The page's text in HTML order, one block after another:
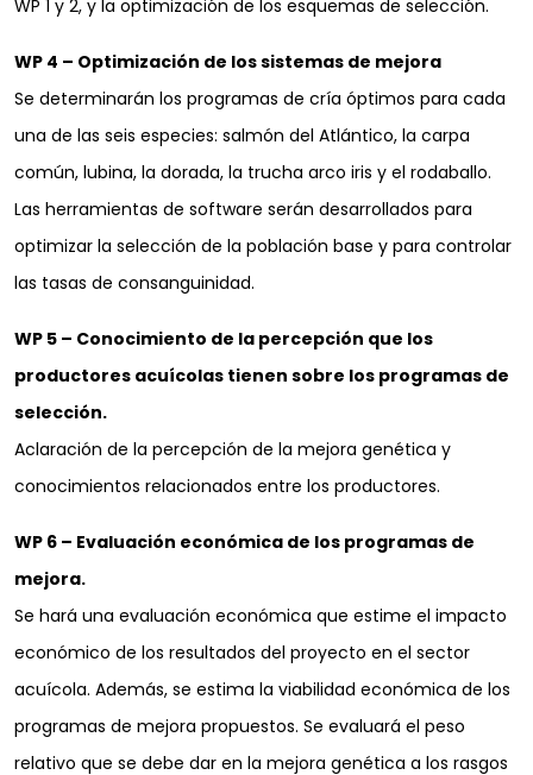
WP 1 y 2, y la optimización de los esquemas de selección.
WP 4 – Optimización de los sistemas de mejora
Se determinarán los programas de cría óptimos para cada
una de las seis especies: salmón del Atlántico, la carpa
común, lubina, la dorada, la trucha arco iris y el rodaballo.
Las herramientas de software serán desarrollados para
optimizar la selección de la población base y para controlar
las tasas de consanguinidad.
WP 5 – Conocimiento de la percepción que los
productores acuícolas tienen sobre los programas de
selección.
Aclaración de la percepción de la mejora genética y
conocimientos relacionados entre los productores.
WP 6 – Evaluación económica de los programas de
mejora.
Se hará una evaluación económica que estime el impacto
económico de los resultados del proyecto en el sector
acuícola. Además, se estima la viabilidad económica de los
programas de mejora propuestos. Se evaluará el peso
relativo que se debe dar en la mejora genética a los rasgos